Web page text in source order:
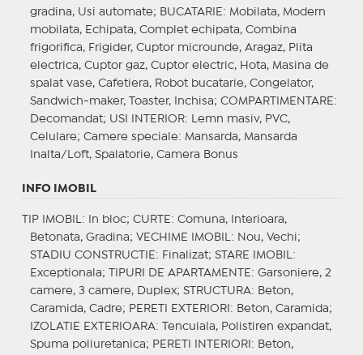
gradina, Usi automate; BUCATARIE : Mobilata, Modern
mobilata, Echipata, Complet echipata, Combina
frigorifica, Frigider, Cuptor microunde, Aragaz, Plita
electrica, Cuptor gaz, Cuptor electric, Hota, Masina de
spalat vase, Cafetiera, Robot bucatarie, Congelator,
Sandwich-maker, Toaster, Inchisa; COMPARTIMENTARE :
Decomandat; USI INTERIOR: Lemn masiv, PVC,
Celulare; Camere speciale: Mansarda, Mansarda
Inalta/Loft, Spalatorie, Camera Bonus
INFO IMOBIL
TIP IMOBIL : In bloc; CURTE : Comuna, Interioara,
Betonata, Gradina; VECHIME IMOBIL : Nou, Vechi;
STADIU CONSTRUCTIE : Finalizat; STARE IMOBIL :
Exceptionala;
TIPURI DE APARTAMENTE : Garsoniere, 2
camere, 3 camere, Duplex; STRUCTURA: Beton,
Caramida, Cadre; PERETI EXTERIORI : Beton, Caramida;
IZOLATIE EXTERIOARA: Tencuiala, Polistiren expandat,
Spuma poliuretanica; PERETI INTERIORI : Beton,